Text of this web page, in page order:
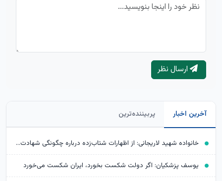
ارسال نظر
آخرین اخبار پربیننده‌ترین
خانواده شهید لاریجانی: از اظهارات شتاب‌زده درباره چگونگی شهادت اجتناب کنید
یوسف پزشکیان: اگر دولت شکست بخورد، ایران شکست می‌خورد